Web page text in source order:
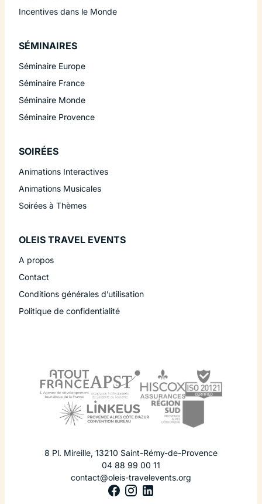
Incentives dans le Monde
SÉMINAIRES
Séminaire Europe
Séminaire France
Séminaire Monde
Séminaire Provence
SOIRÉES
Animations Interactives
Animations Musicales
Soirées à Thèmes
OLEIS TRAVEL EVENTS
A propos
Contact
Conditions générales d’utilisation
Politique de confidentialité
8 Pl. Mireille, 13210 Saint-Rémy-de-Provence
04 88 99 00 11
contact@oleis-travelevents.org